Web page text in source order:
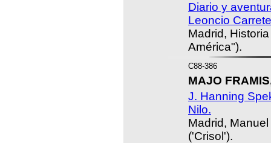
Diario y
Leoncio
Madrid,
América").
C88-386
MAJO
J. Hanning
Nilo.
Madrid,
('Crisol').